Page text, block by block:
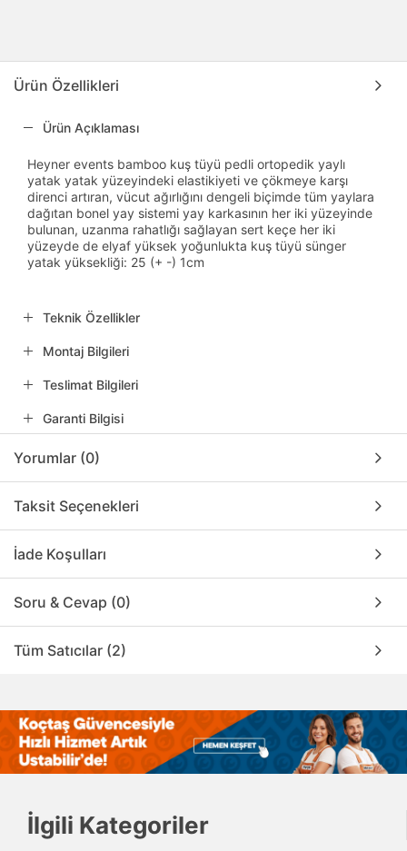
Ürün Özellikleri
Ürün Açıklaması
Heyner events bamboo kuş tüyü pedli ortopedik yaylı
yatak yatak yüzeyindeki elastikiyeti ve çökmeye karşı
direnci artıran, vücut ağırlığını dengeli biçimde tüm yaylara
dağıtan bonel yay sistemi yay karkasının her iki yüzeyinde
bulunan, uzanma rahatlığı sağlayan sert keçe her iki
yüzeyde de elyaf yüksek yoğunlukta kuş tüyü sünger
yatak yüksekliği: 25 (+ -) 1cm
Teknik Özellikler
Montaj Bilgileri
Teslimat Bilgileri
Garanti Bilgisi
Yorumlar (0)
Taksit Seçenekleri
İade Koşulları
Soru & Cevap (0)
Tüm Satıcılar (2)
İlgili Kategoriler